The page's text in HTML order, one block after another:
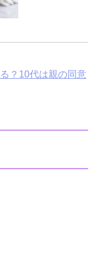
？10代は親の同意